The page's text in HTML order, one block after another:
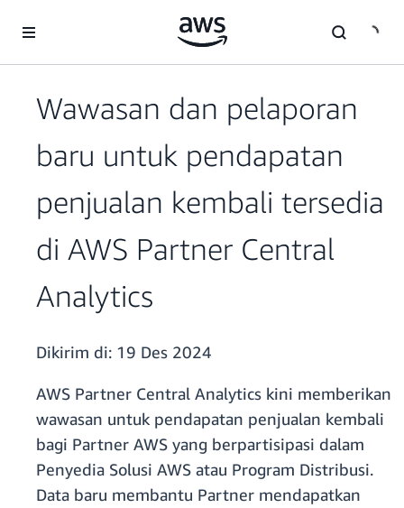
Wawasan dan pelaporan
baru untuk pendapatan
penjualan kembali tersedia
di AWS Partner Central
Analytics
Dikirim di: 19 Des 2024
AWS Partner Central Analytics kini memberikan
wawasan untuk pendapatan penjualan kembali
bagi Partner AWS yang berpartisipasi dalam
Penyedia Solusi AWS atau Program Distribusi.
Data baru membantu Partner mendapatkan